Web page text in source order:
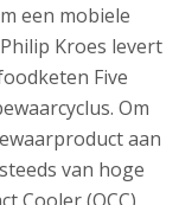
een mobiele
Kroes levert
Five
Om
aan
van hoge
Cooler (QCC)